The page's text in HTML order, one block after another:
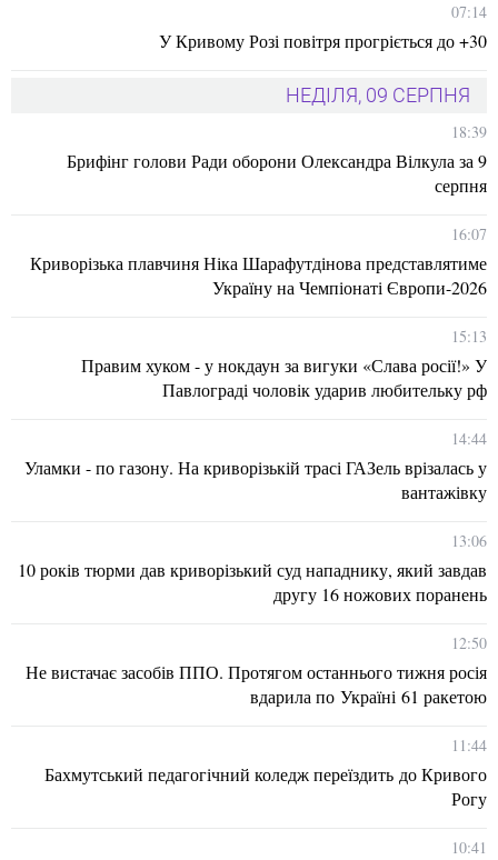
07:14
У Кривому Розі повітря прогріється до +30
НЕДІЛЯ, 09 СЕРПНЯ
18:39
Брифінг голови Ради оборони Олександра Вілкула за 9
серпня
16:07
Криворізька плавчиня Ніка Шарафутдінова представлятиме
Україну на Чемпіонаті Європи-2026
15:13
Правим хуком - у нокдаун за вигуки «Слава росії!» У
Павлограді чоловік ударив любительку рф
14:44
Уламки - по газону. На криворізькій трасі ГАЗель врізалась у
вантажівку
13:06
10 років тюрми дав криворізький суд нападнику, який завдав
другу 16 ножових поранень
12:50
Не вистачає засобів ППО. Протягом останнього тижня росія
вдарила по Україні 61 ракетою
11:44
Бахмутський педагогічний коледж переїздить до Кривого
Рогу
10:41